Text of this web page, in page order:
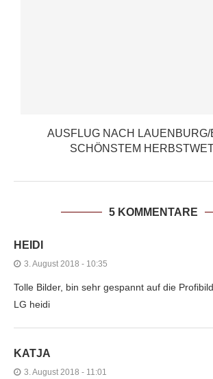
AUSFLUG NACH LAUENBURG/
SCHÖNSTEM
5 KOMMENTARE
HEIDI
3. August 2018 - 10:35
Tolle Bilder, bin sehr gespannt auf die
LG heidi
KATJA
3. August 2018 - 11:01